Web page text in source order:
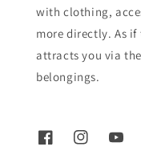
with clothing,
more directly. As if
attracts you via
belongings.